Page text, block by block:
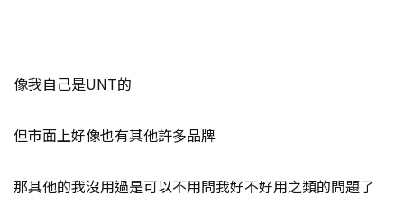
像我自己是UNT的
但市面上好像也有其他許多品牌
那其他的我沒用過是可以不用問我好不好用之類的問題了